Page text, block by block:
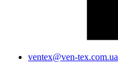
ventex@ven-tex.com.ua